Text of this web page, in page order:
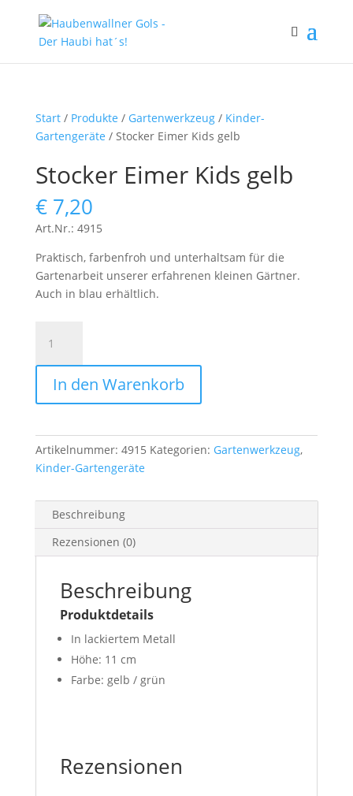
Start/ Produkte / Gartenwerkzeug/ Kinder-
Gartengeräte / Stocker Eimer Kids gelb
Stocker Eimer Kids gelb
€7,20
Art.Nr.: 4915
Praktisch, farbenfroh und unterhaltsam für die
Gartenarbeit unserer erfahrenen kleinen Gärtner.
Auch in blau erhältlich.
Eimer
Kids
gelb
Menge
In den Warenkorb
Artikelnummer: 4915 Kategorien: Gartenwerkzeug,
Kinder-Gartengeräte
Beschreibung
Rezensionen (0)
Beschreibung
Produktdetails
In lackiertem Metall
Höhe: 11 cm
Farbe: gelb / grün
Rezensionen